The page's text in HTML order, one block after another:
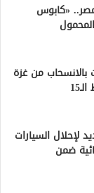
«كابوس
بالانسحاب من غزة
لإحلال السيارات
ضمن